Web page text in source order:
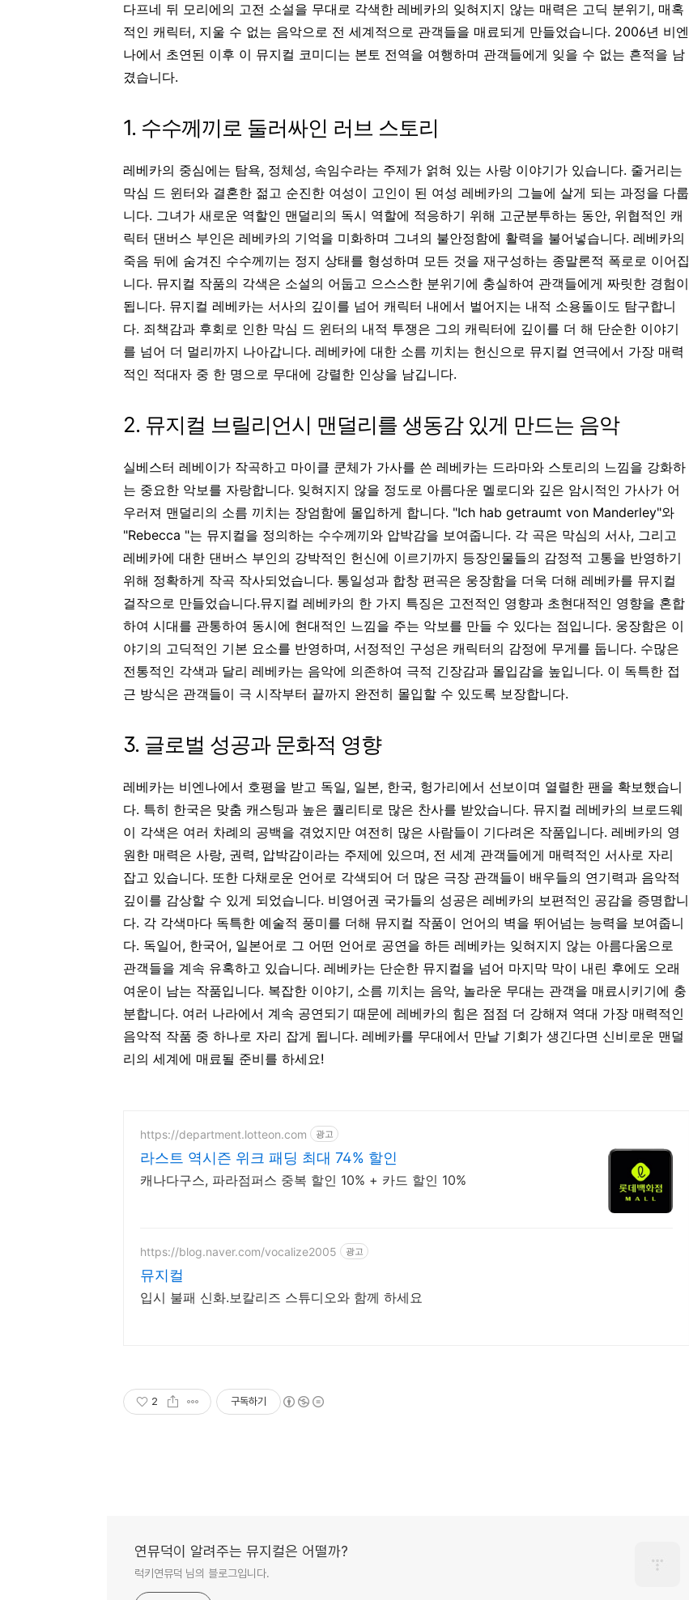
다프네 뒤 모리에의 고전 소설을 무대로 각색한 레베카의 잊혀지지 않는 매력은 고딕 분위기, 매혹
적인 캐릭터, 지울 수 없는 음악으로 전 세계적으로 관객들을 매료되게 만들었습니다. 2006년 비엔
나에서 초연된 이후 이 뮤지컬 코미디는 본토 전역을 여행하며 관객들에게 잊을 수 없는 흔적을 남
겼습니다.
1. 수수께끼로 둘러싸인 러브 스토리
레베카의 중심에는 탐욕, 정체성, 속임수라는 주제가 얽혀 있는 사랑 이야기가 있습니다. 줄거리는
막심 드 윈터와 결혼한 젊고 순진한 여성이 고인이 된 여성 레베카의 그늘에 살게 되는 과정을 다룹
니다. 그녀가 새로운 역할인 맨덜리의 독시 역할에 적응하기 위해 고군분투하는 동안, 위협적인 캐
릭터 댄버스 부인은 레베카의 기억을 미화하며 그녀의 불안정함에 활력을 불어넣습니다. 레베카의
죽음 뒤에 숨겨진 수수께끼는 정지 상태를 형성하며 모든 것을 재구성하는 종말론적 폭로로 이어집
니다. 뮤지컬 작품의 각색은 소설의 어둡고 으스스한 분위기에 충실하여 관객들에게 짜릿한 경험이
됩니다. 뮤지컬 레베카는 서사의 깊이를 넘어 캐릭터 내에서 벌어지는 내적 소용돌이도 탐구합니
다. 죄책감과 후회로 인한 막심 드 윈터의 내적 투쟁은 그의 캐릭터에 깊이를 더 해 단순한 이야기
를 넘어 더 멀리까지 나아갑니다. 레베카에 대한 소름 끼치는 헌신으로 뮤지컬 연극에서 가장 매력
적인 적대자 중 한 명으로 무대에 강렬한 인상을 남깁니다.
2. 뮤지컬 브릴리언시 맨덜리를 생동감 있게 만드는 음악
실베스터 레베이가 작곡하고 마이클 쿤체가 가사를 쓴 레베카는 드라마와 스토리의 느낌을 강화하
는 중요한 악보를 자랑합니다. 잊혀지지 않을 정도로 아름다운 멜로디와 깊은 암시적인 가사가 어
우러져 맨덜리의 소름 끼치는 장엄함에 몰입하게 합니다. "Ich hab getraumt von Manderley"와
"Rebecca "는 뮤지컬을 정의하는 수수께끼와 압박감을 보여줍니다. 각 곡은 막심의 서사, 그리고
레베카에 대한 댄버스 부인의 강박적인 헌신에 이르기까지 등장인물들의 감정적 고통을 반영하기
위해 정확하게 작곡 작사되었습니다. 통일성과 합창 편곡은 웅장함을 더욱 더해 레베카를 뮤지컬
걸작으로 만들었습니다.뮤지컬 레베카의 한 가지 특징은 고전적인 영향과 초현대적인 영향을 혼합
하여 시대를 관통하여 동시에 현대적인 느낌을 주는 악보를 만들 수 있다는 점입니다. 웅장함은 이
야기의 고딕적인 기본 요소를 반영하며, 서정적인 구성은 캐릭터의 감정에 무게를 둡니다. 수많은
전통적인 각색과 달리 레베카는 음악에 의존하여 극적 긴장감과 몰입감을 높입니다. 이 독특한 접
근 방식은 관객들이 극 시작부터 끝까지 완전히 몰입할 수 있도록 보장합니다.
3. 글로벌 성공과 문화적 영향
레베카는 비엔나에서 호평을 받고 독일, 일본, 한국, 헝가리에서 선보이며 열렬한 팬을 확보했습니
다. 특히 한국은 맞춤 캐스팅과 높은 퀄리티로 많은 찬사를 받았습니다. 뮤지컬 레베카의 브로드웨
이 각색은 여러 차례의 공백을 겪었지만 여전히 많은 사람들이 기다려온 작품입니다. 레베카의 영
원한 매력은 사랑, 권력, 압박감이라는 주제에 있으며, 전 세계 관객들에게 매력적인 서사로 자리
잡고 있습니다. 또한 다채로운 언어로 각색되어 더 많은 극장 관객들이 배우들의 연기력과 음악적
깊이를 감상할 수 있게 되었습니다. 비영어권 국가들의 성공은 레베카의 보편적인 공감을 증명합니
다. 각 각색마다 독특한 예술적 풍미를 더해 뮤지컬 작품이 언어의 벽을 뛰어넘는 능력을 보여줍니
다. 독일어, 한국어, 일본어로 그 어떤 언어로 공연을 하든 레베카는 잊혀지지 않는 아름다움으로
관객들을 계속 유혹하고 있습니다. 레베카는 단순한 뮤지컬을 넘어 마지막 막이 내린 후에도 오래
여운이 남는 작품입니다. 복잡한 이야기, 소름 끼치는 음악, 놀라운 무대는 관객을 매료시키기에 충
분합니다. 여러 나라에서 계속 공연되기 때문에 레베카의 힘은 점점 더 강해져 역대 가장 매력적인
음악적 작품 중 하나로 자리 잡게 됩니다. 레베카를 무대에서 만날 기회가 생긴다면 신비로운 맨덜
리의 세계에 매료될 준비를 하세요!
https://department.lotteon.com 광고
라스트 역시즌 위크 패딩 최대 74% 할인
캐나다구스, 파라점퍼스 중복 할인 10% + 카드 할인 10%
https://blog.naver.com/vocalize2005 광고
뮤지컬
입시 불패 신화.보칼리즈 스튜디오와 함께 하세요
2 구독하기
연뮤덕이 알려주는 뮤지컬은 어떨까?
럭키연뮤덕 님의 블로그입니다.